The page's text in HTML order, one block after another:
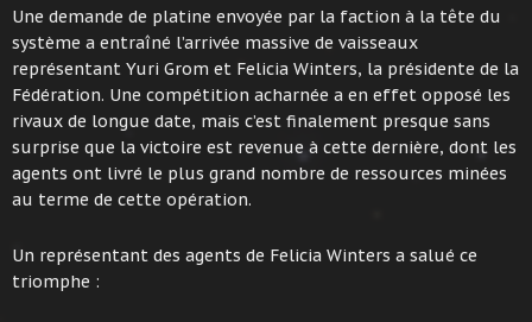
Une demande de platine envoyée par la faction à la tête du
système a entraîné l’arrivée massive de vaisseaux
représentant Yuri Grom et Felicia Winters, la présidente de la
Fédération. Une compétition acharnée a en effet opposé les
rivaux de longue date, mais c’est finalement presque sans
surprise que la victoire est revenue à cette dernière, dont les
agents ont livré le plus grand nombre de ressources minées
au terme de cette opération.
Un représentant des agents de Felicia Winters a salué ce
triomphe :